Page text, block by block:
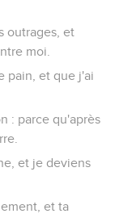
outrages, et
moi.
pain, et que j'ai
: parce qu'après
et je deviens
et ta